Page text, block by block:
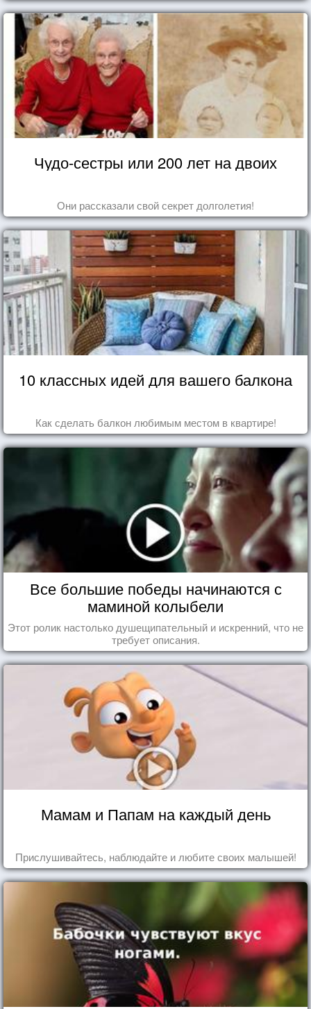
Чудо-сестры или 200 лет на двоих
Они рассказали свой секрет долголетия!
10 классных идей для вашего балкона
Как сделать балкон любимым местом в квартире!
Все большие победы начинаются с
маминой колыбели
Этот ролик настолько душещипательный и искренний, что не
требует описания.
Мамам и Папам на каждый день
Прислушивайтесь, наблюдайте и любите своих малышей!